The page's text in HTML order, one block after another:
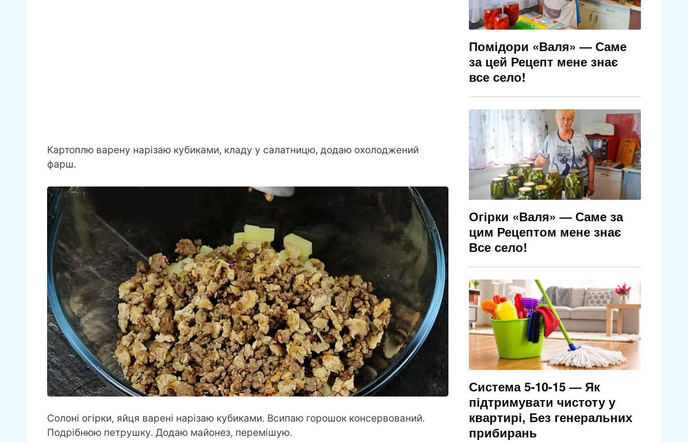
Картоплю варену нарізаю кубиками, кладу у салатницю, додаю охолоджений
фарш.
Солоні огірки, яйця варені нарізаю кубиками. Всипаю горошок консервований.
Подрібнюю петрушку. Додаю майонез, перемішую.
Помідори «Валя» — Саме
за цей Рецепт мене знає
все село!
Огірки «Валя» — Саме за
цим Рецептом мене знає
Все село!
Система 5-10-15 — Як
підтримувати чистоту у
квартирі, Без генеральних
прибирань